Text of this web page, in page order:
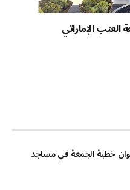
الإماراتي
خطبة الجمعة في مساجد